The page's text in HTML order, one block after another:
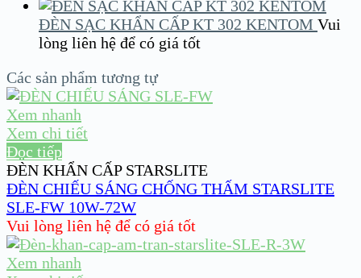
ĐÈN SẠC KHẨN CẤP KT 302 KENTOM Vui
lòng liên hệ để có giá tốt
Các sản phẩm tương tự
Xem nhanh
Xem chi tiết
Đọc tiếp
ĐÈN KHẨN CẤP STARSLITE
ĐÈN CHIẾU SÁNG CHỐNG THẤM STARSLITE
SLE-FW 10W-72W
Vui lòng liên hệ để có giá tốt
Xem nhanh